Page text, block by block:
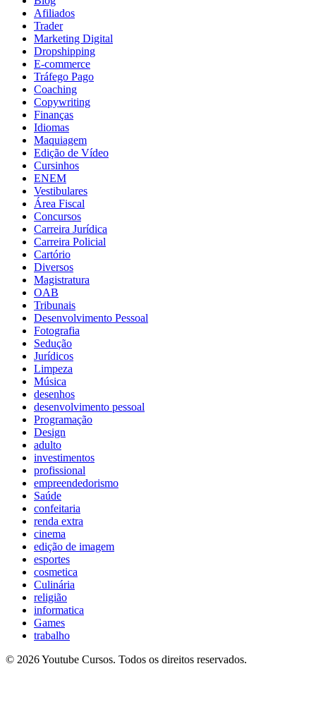
Afiliados
Trader
Marketing Digital
Dropshipping
E-commerce
Tráfego Pago
Coaching
Copywriting
Finanças
Idiomas
Maquiagem
Edição de Vídeo
Cursinhos
ENEM
Vestibulares
Área Fiscal
Concursos
Carreira Jurídica
Carreira Policial
Cartório
Diversos
Magistratura
OAB
Tribunais
Desenvolvimento Pessoal
Fotografia
Sedução
Jurídicos
Limpeza
Música
desenhos
desenvolvimento pessoal
Programação
Design
adulto
investimentos
profissional
empreendedorismo
Saúde
confeitaria
renda extra
cinema
edição de imagem
esportes
cosmetica
Culinária
religião
informatica
Games
trabalho
© 2026 Youtube Cursos. Todos os direitos reservados.